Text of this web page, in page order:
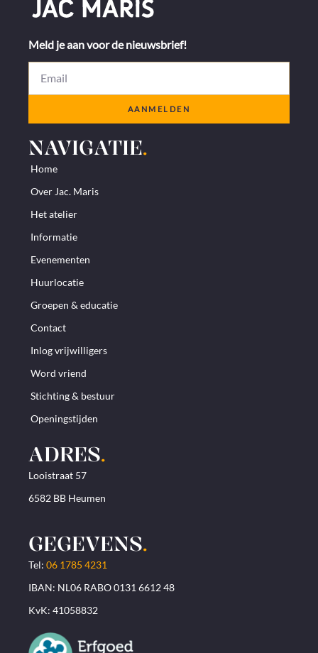
Meld je aan voor de nieuwsbrief!
AANMELDEN
NAVIGATIE.
Home
Over Jac. Maris
Het atelier
Informatie
Evenementen
Huurlocatie
Groepen & educatie
Contact
Inlog vrijwilligers
Word vriend
Stichting & bestuur
Openingstijden
ADRES.
Looistraat 57
6582 BB Heumen
GEGEVENS.
Tel: 06 1785 4231
IBAN: NL06 RABO 0131 6612 48
KvK: 41058832